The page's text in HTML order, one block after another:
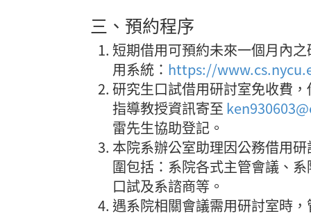
三、預約程序
短期借用可預約未來一個月內
用系統： https://
研究生口試借用研討室免收費
指導教授資訊寄至
雷先生協助登記。
本院系辦公室助理因公務借用
圍包括：系院各式主管會議、
口試及系諮商等。
遇系院相關會議需用研討室時